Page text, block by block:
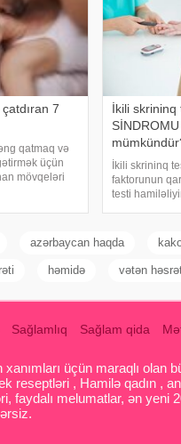
7
qatmaq və
üçün
mövqeləri
İkili skrininq
İkili skrininq
faktorunun
testi
vəziyyətin
azərbaycan haqda
həmidə vətən
Sağlamlıq Sağlam qida
xanımları üçün maraqlı
reseptləri , Hamilə qadın ,
faydalı melumatlar, ən